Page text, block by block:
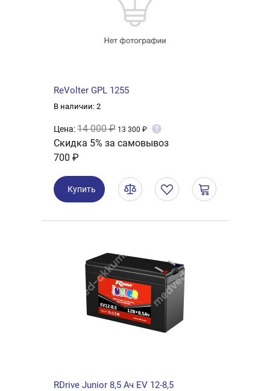
ReVolter GPL 1255
В наличии: 2
Цена:14 000 ₽ 13 300 ₽ ?
Скидка 5% за самовывоз
700 ₽
Купить
RDrive Junior 8,5 Ач EV 12-8,5